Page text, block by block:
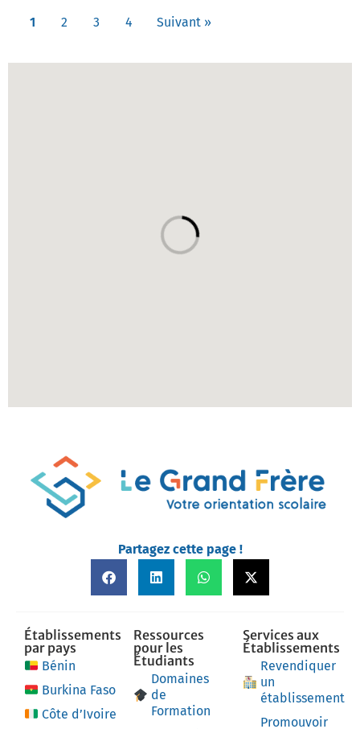
1 2 3 4 Suivant »
Partagez cette page !
Établissements
par pays
Bénin
Burkina Faso
Côte d’Ivoire
Ressources
pour les
Étudiants
Domaines
de
Formation
Services aux
Établissements
Revendiquer
un
établissement
Promouvoir